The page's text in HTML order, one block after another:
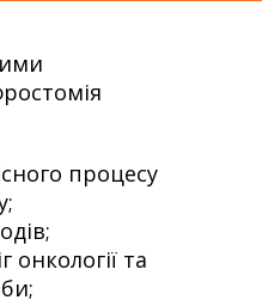
процесу
онкології та